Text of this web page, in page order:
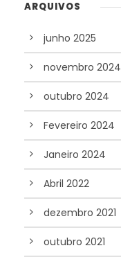
ARQUIVOS
junho 2025
novembro 2024
outubro 2024
Fevereiro 2024
Janeiro 2024
Abril 2022
dezembro 2021
outubro 2021